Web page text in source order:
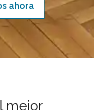
ahora
mejor